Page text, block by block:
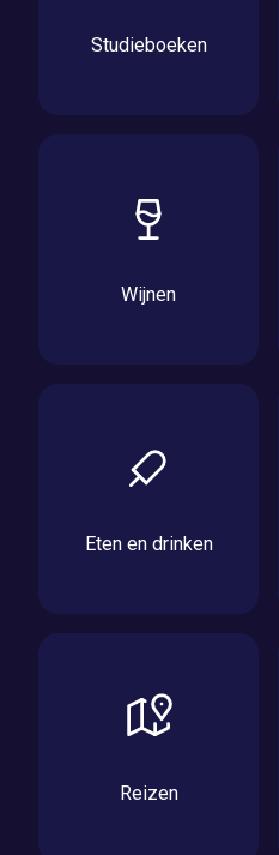
Studieboeken
Wijnen
Eten en drinken
Reizen